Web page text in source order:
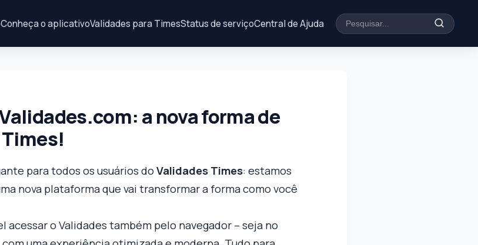
Conheça o aplicativoValidades para TimesStatus de serviçoCentral de Ajuda
a nova forma de
para todos os usuários doValidades Times: estamos
nova plataforma que vai transformar a forma como você
acessar o Validades também pelo navegador – seja no